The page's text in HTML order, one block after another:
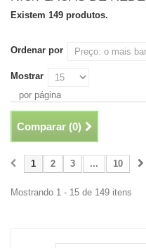
Existem 149 produtos.
Ordenar por
Mostrar
por página
Comparar (0)
1 2 3 ... 10
Mostrando 1 - 15 de 149 itens